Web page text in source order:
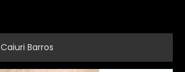
Caiuri Barros